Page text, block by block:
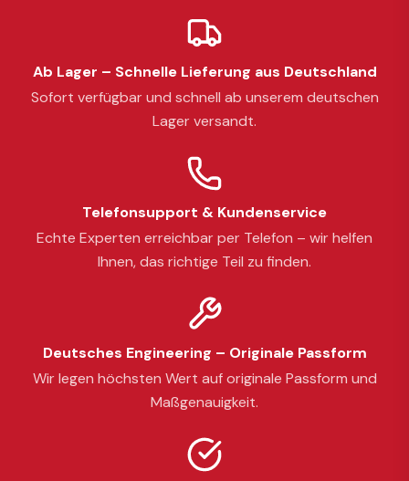
Ab Lager – Schnelle Lieferung aus Deutschland
Sofort verfügbar und schnell ab unserem deutschen
Lager versandt.
Telefonsupport & Kundenservice
Echte Experten erreichbar per Telefon – wir helfen
Ihnen, das richtige Teil zu finden.
Deutsches Engineering – Originale Passform
Wir legen höchsten Wert auf originale Passform und
Maßgenauigkeit.